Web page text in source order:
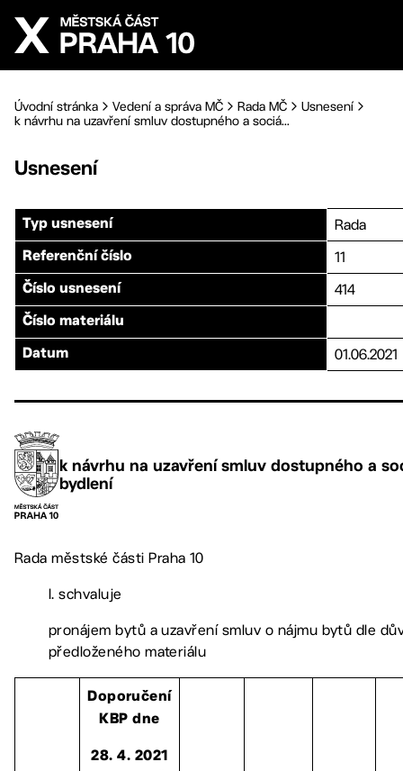
Přejít na hlavní obsah
Úvodní stránka Vedení a správa MČ Rada MČ
Usnesení
k návrhu na uzavření smluv dostupného a sociá...
Usnesení
Typ usnesení Rada
Referenční číslo 11
Číslo usnesení 414
Číslo materiálu
Datum 01.06.2021
k návrhu na uzavření smluv dostupného a
bydlení
Rada městské části Praha 10
I. schvaluje
pronájem bytů a uzavření smluv o nájmu bytů dle
předloženého materiálu
Doporučení
KBP dne
28. 4. 2021